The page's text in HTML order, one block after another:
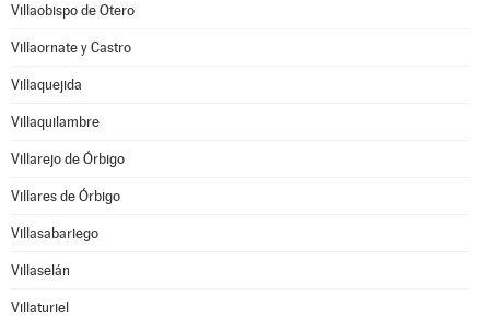
Villaobispo de Otero
Villaornate y Castro
Villaquejida
Villaquilambre
Villarejo de Órbigo
Villares de Órbigo
Villasabariego
Villaselán
Villaturiel